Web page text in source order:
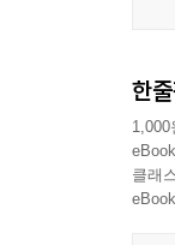
한
클래